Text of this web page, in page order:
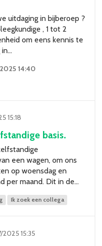
uitdaging in bijberoep ?
, 1 tot 2
om eens kennis te
14:40
15:18
basis.
een wagen, om ons
op woensdag en
per maand. Dit in de…
Ik zoek een collega
15:35